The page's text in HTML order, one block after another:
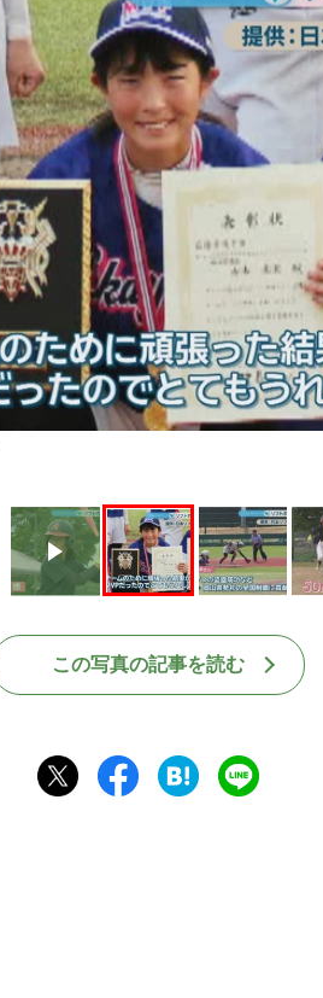
Play
この写真の記事を読む